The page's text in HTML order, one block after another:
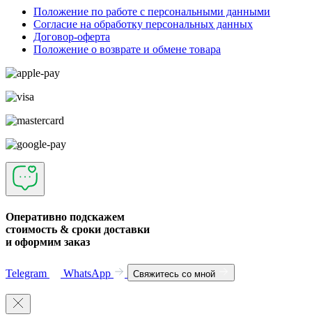
Положение по работе с персональными данными
Согласие на обработку персональных данных
Договор-оферта
Положение о возврате и обмене товара
Оперативно подскажем
стоимость & сроки доставки
и оформим заказ
Telegram WhatsApp Свяжитесь со мной